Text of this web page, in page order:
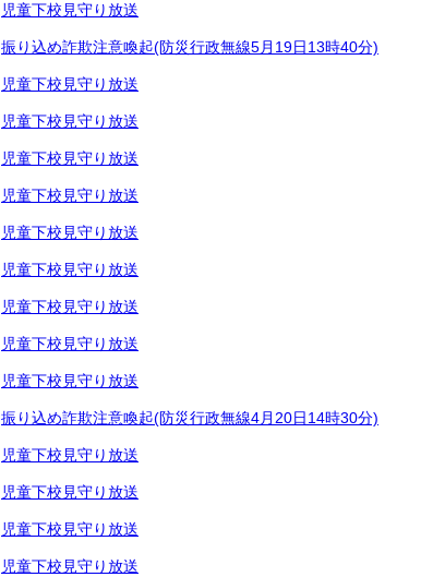
児童下校見守り放送
振り込め詐欺注意喚起(防災行政無線5月19日13時40分)
児童下校見守り放送
児童下校見守り放送
児童下校見守り放送
児童下校見守り放送
児童下校見守り放送
児童下校見守り放送
児童下校見守り放送
児童下校見守り放送
児童下校見守り放送
振り込め詐欺注意喚起(防災行政無線4月20日14時30分)
児童下校見守り放送
児童下校見守り放送
児童下校見守り放送
児童下校見守り放送